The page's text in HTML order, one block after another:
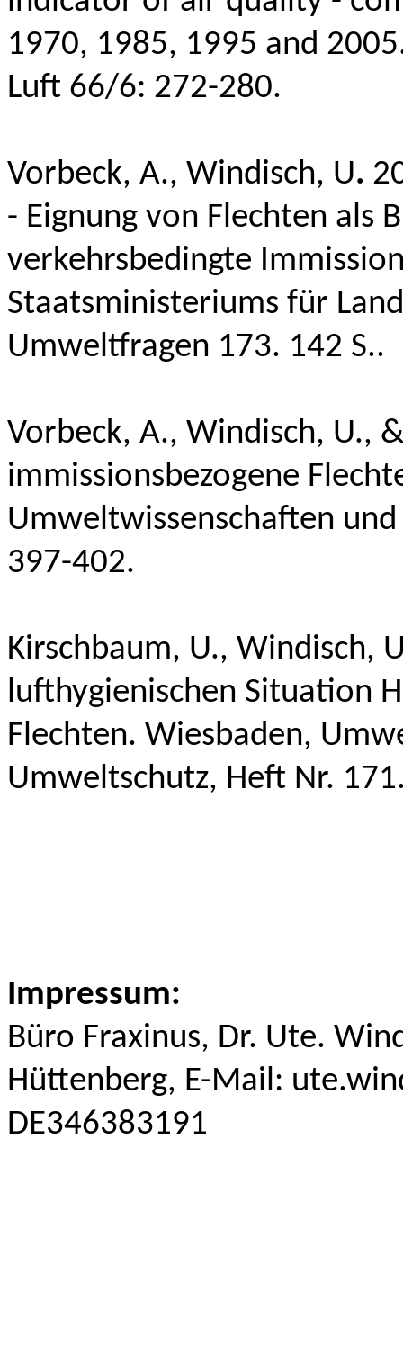
1970, 1985, 1995 and
Luft 66/6: 272-280.
Vorbeck, A., Windisch, U.
- Eignung von Flechten als
verkehrsbedingte
Staatsministeriums für
Umweltfragen 173. 142 S..
Vorbeck, A., Windisch, U.,
immissionsbezogene
Umweltwissenschaften
397-402.
Kirschbaum, U., Windisch,
lufthygienischen Situation
Flechten. Wiesbaden,
Umweltschutz, Heft Nr.
Impressum:
Büro Fraxinus, Dr. Ute.
Hüttenberg, E-Mail:
DE346383191